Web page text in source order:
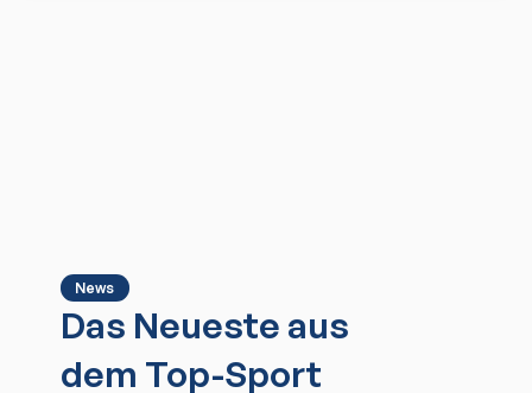
News
Das Neueste aus
dem Top-Sport